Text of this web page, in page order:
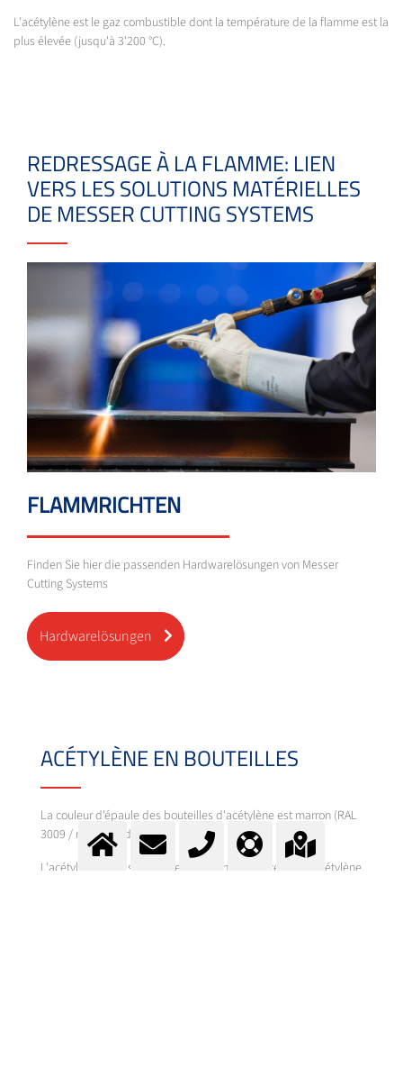
L'acétylène est le gaz combustible dont la température de la flamme est la
plus élevée (jusqu'à 3'200 °C).
REDRESSAGE À LA FLAMME: LIEN
VERS LES SOLUTIONS MATÉRIELLES
DE MESSER CUTTING SYSTEMS
FLAMMRICHTEN
Finden Sie hier die passenden Hardwarelösungen von Messer
Cutting Systems
Hardwarelösungen
ACÉTYLÈNE EN BOUTEILLES
La couleur d'épaule des bouteilles d'acétylène est marron (RAL
3009 / rouge oxyde).
L'acétylène est disponible en différentes puretés (de l'acétylène